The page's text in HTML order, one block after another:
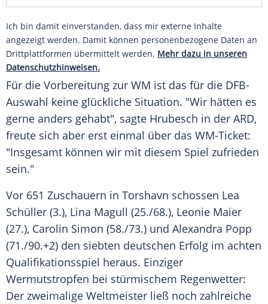
Ich bin damit einverstanden, dass mir externe Inhalte
angezeigt werden. Damit können personenbezogene Daten an
Drittplattformen übermittelt werden. Mehr dazu in unseren
Datenschutzhinweisen.
Für die Vorbereitung zur WM ist das für die DFB-
Auswahl keine glückliche Situation. "Wir hätten es
gerne anders gehabt", sagte Hrubesch in der ARD,
freute sich aber erst einmal über das WM-Ticket:
"Insgesamt können wir mit diesem Spiel zufrieden
sein."
Vor 651 Zuschauern in Torshavn schossen Lea
Schüller (3.), Lina Magull (25./68.), Leonie Maier
(27.), Carolin Simon (58./73.) und Alexandra Popp
(71./90.+2) den siebten deutschen Erfolg im achten
Qualifikationsspiel heraus. Einziger
Wermutstropfen bei stürmischem Regenwetter:
Der zweimalige Weltmeister ließ noch zahlreiche